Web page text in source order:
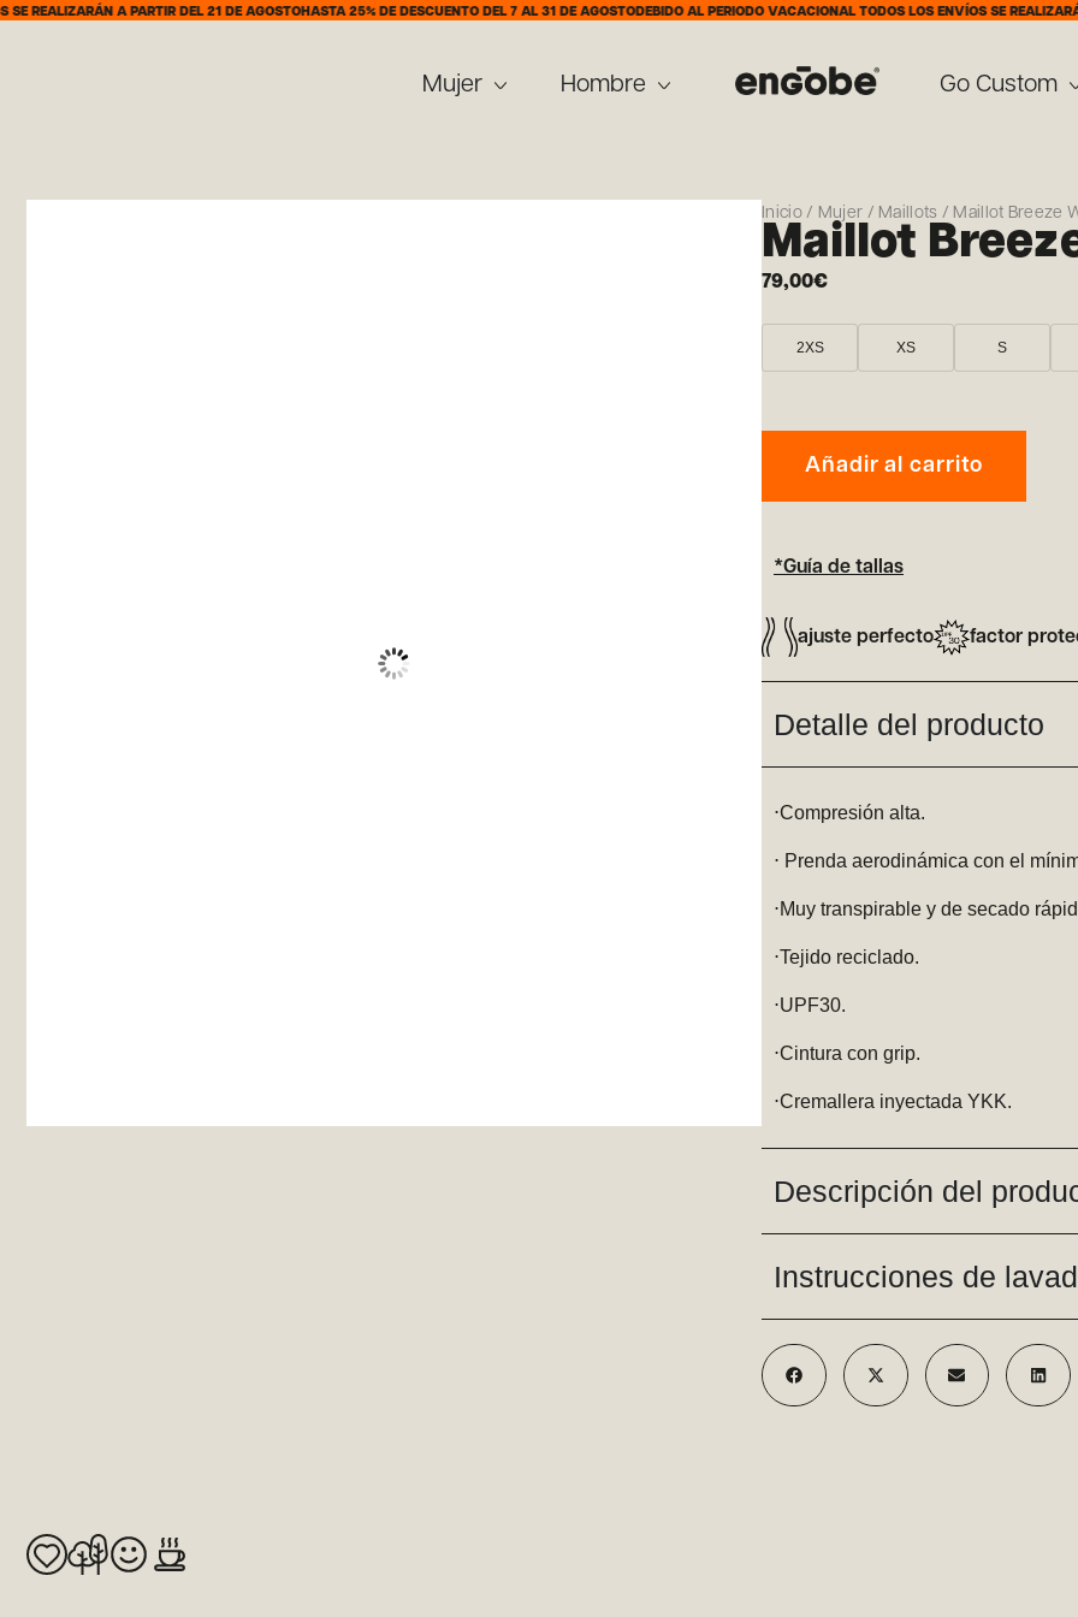
A PARTIR DEL 21 DE AGOSTOHASTA 25% DE DESCUENTO DEL 7 AL 31 DE AGOSTODEBIDO AL PERIODO VACACIONAL TODOS LOS ENVÍOS SE REALIZARÁN A
Mujer Hombre Go Custom
Inicio/ Mujer / Maillots / Maillot Breeze
Maillot
79,00€
2XS XS S
Añadir al carrito
*Guía de tallas
ajuste perfecto factor
Detalle del producto
⋅Compresión alta.
⋅ Prenda aerodinámica con el
⋅Muy transpirable y de secado
⋅Tejido reciclado.
⋅UPF30.
⋅Cintura con grip.
⋅Cremallera inyectada YKK.
Descripción del
Instrucciones de